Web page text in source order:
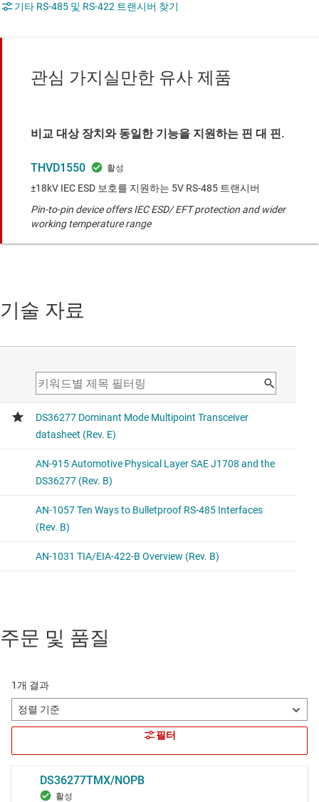
기타 RS-485 및 RS-422 트랜시버 찾기
관심 가지실만한 유사 제품
비교 대상 장치와 동일한 기능을 지원하는 핀 대 핀.
THVD1550
±18kV IEC ESD 보호를 지원하는 5V RS-485 트랜시버
Pin-to-pin device offers IEC ESD/ EFT protection and wider
working temperature range
기술 자료
주문 및 품질